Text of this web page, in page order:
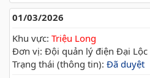
01/03/2026
Khu vực: Triệu Long
Đơn vị: Đội quản lý điện Đại Lộc
Trạng thái (thông tin): Đã duyệt